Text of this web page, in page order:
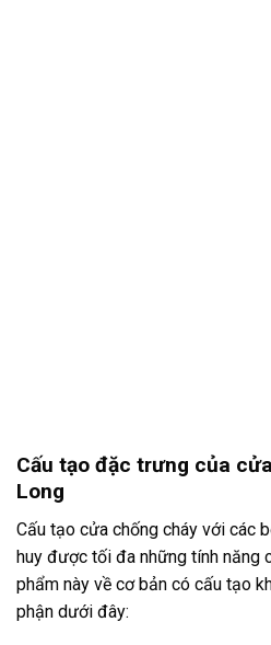
Cấu tạo đặc trưng của
Long
Cấu tạo cửa chống cháy với các
huy được tối đa những tính năng
phẩm này về cơ bản có cấu tạo
phận dưới đây: